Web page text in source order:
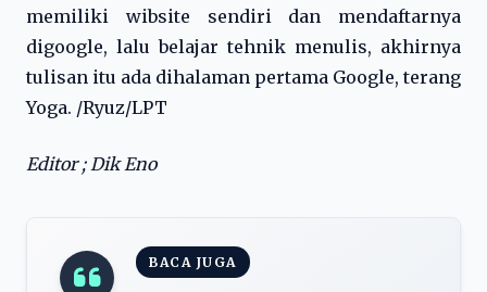
memiliki wibsite sendiri dan mendaftarnya
digoogle, lalu belajar tehnik menulis, akhirnya
tulisan itu ada dihalaman pertama Google, terang
Yoga. /Ryuz/LPT
Editor ; Dik Eno
BACA JUGA